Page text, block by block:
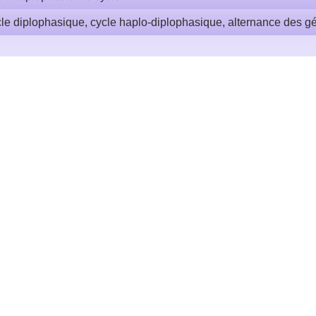
diplophasique, cycle haplo-diplophasique, alternance des